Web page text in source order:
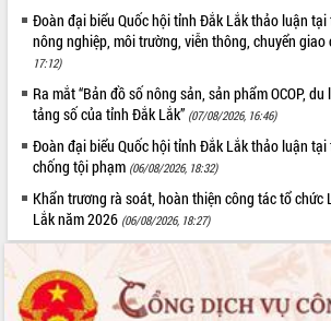
Xã Ea Kar bước chuyển mình trong
công tác cải cách hành chính mô hình
mới
UBND tỉnh họp báo định kỳ tháng 4
năm 2026
Hội thảo khoa học “Giải pháp thúc đẩy
phát triển nền kinh tế xanh tại tỉnh
Đắk Lắk”
Tăng cường giám sát, đôn đốc thực
hiện nhiệm vụ quản lý tài sản công
hàng tuần
Tháo gỡ những vướng mắc, đẩy mạnh
công tác cải cách thủ tục hành chính
Đoàn đại biểu Quốc hội tỉnh Đắk Lắk thảo luận tại
nông nghiệp, môi trường, viễn thông, chuyển giao
17:12)
Ra mắt “Bản đồ số nông sản, sản phẩm OCOP,
tảng số của tỉnh Đắk Lắk” (07/08/2026, 16:46)
Đoàn đại biểu Quốc hội tỉnh Đắk Lắk thảo luận tại
chống tội phạm (06/08/2026, 18:32)
Khẩn trương rà soát, hoàn thiện công tác tổ chức
Lắk năm 2026 (06/08/2026, 18:27)